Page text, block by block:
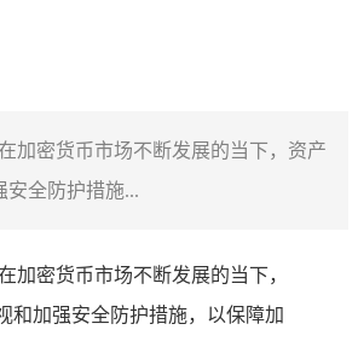
加密货币市场不断发展的当下，资产
全防护措施...
加密货币市场不断发展的当下，
和加强安全防护措施，以保障加